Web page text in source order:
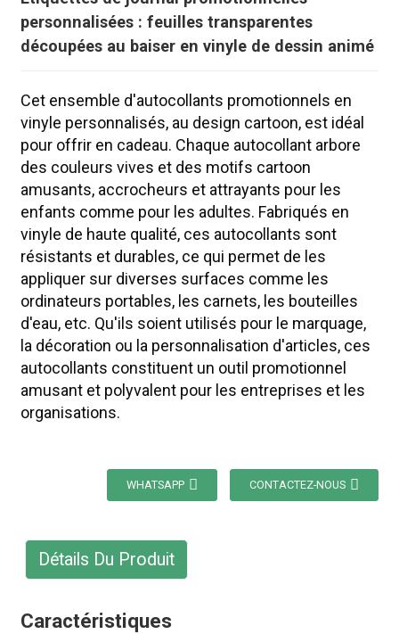
personnalisées : feuilles transparentes
découpées au baiser en vinyle de dessin animé
Cet ensemble d'autocollants promotionnels en
vinyle personnalisés, au design cartoon, est idéal
pour offrir en cadeau. Chaque autocollant arbore
des couleurs vives et des motifs cartoon
amusants, accrocheurs et attrayants pour les
enfants comme pour les adultes. Fabriqués en
vinyle de haute qualité, ces autocollants sont
résistants et durables, ce qui permet de les
appliquer sur diverses surfaces comme les
ordinateurs portables, les carnets, les bouteilles
d'eau, etc. Qu'ils soient utilisés pour le marquage,
la décoration ou la personnalisation d'articles, ces
autocollants constituent un outil promotionnel
amusant et polyvalent pour les entreprises et les
organisations.
WHATSAPP CONTACTEZ-NOUS
Détails Du Produit
Caractéristiques